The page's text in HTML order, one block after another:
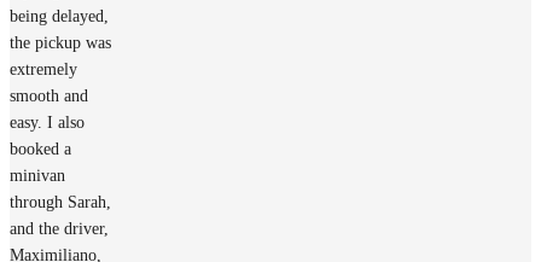
being delayed,
the pickup was
extremely
smooth and
easy. I also
booked a
minivan
through Sarah,
and the driver,
Maximiliano,